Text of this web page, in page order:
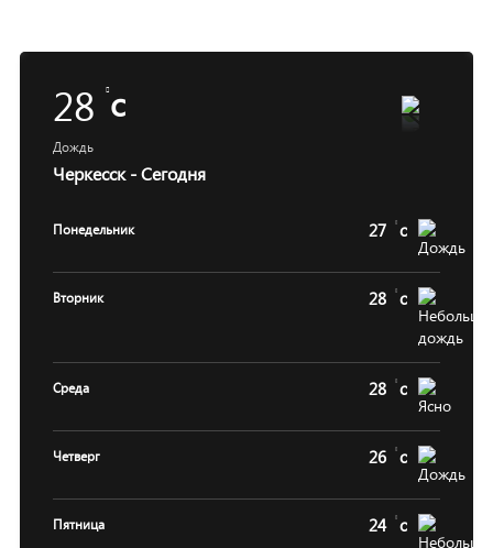
28 c
Дождь
Черкесск - Сегодня
Понедельник 27 c
Вторник 28 c
Среда 28 c
Четверг 26 c
Пятница 24 c